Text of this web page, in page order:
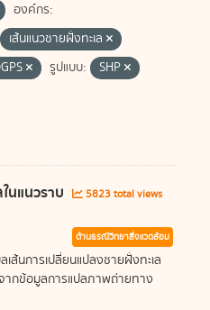
องค์กร:
เส้นแนวชายฝั่งทะเล
รูปแบบ:
SHP
นแนวราบ
5823 total views
ด้านธรณีวิทยาสิ่งแวดล้อม
นการเปลี่ยนแปลงชายฝั่งทะเล
ากข้อมูลการแปลภาพถ่ายทาง